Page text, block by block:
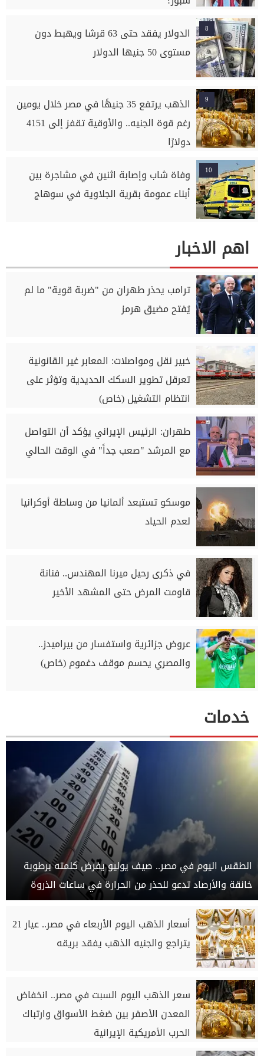
8
الدولار يفقد حتى 63 قرشا ويهبط دون
مستوى 50 جنيها الدولار
9
الذهب يرتفع 35 جنيهًا في مصر خلال يومين
رغم قوة الجنيه.. والأوقية تقفز إلى 4151
دولارًا
10
وفاة شاب وإصابة اثنين في مشاجرة بين
أبناء عمومة بقرية الجلاوية في سوهاج
اهم الاخبار
ترامب يحذر طهران من "ضربة قوية" ما لم
يُفتح مضيق هرمز
خبير نقل ومواصلات: المعابر غير القانونية
تعرقل تطوير السكك الحديدية وتؤثر على
انتظام التشغيل (خاص)
طهران: الرئيس الإيراني يؤكد أن التواصل
مع المرشد "صعب جداً" في الوقت الحالي
موسكو تستبعد ألمانيا من وساطة أوكرانيا
لعدم الحياد
في ذكرى رحيل ميرنا المهندس.. فنانة
قاومت المرض حتى المشهد الأخير
عروض جزائرية واستفسار من بيراميدز..
والمصري يحسم موقف دغموم (خاص)
خدمات
الطقس اليوم في مصر.. صيف يوليو يفرض كلمته برطوبة
خانقة والأرصاد تدعو للحذر من الحرارة في ساعات الذروة
أسعار الذهب اليوم الأربعاء في مصر.. عيار 21
يتراجع والجنيه الذهب يفقد بريقه
سعر الذهب اليوم السبت في مصر.. انخفاض
المعدن الأصفر بين ضغط الأسواق وارتباك
الحرب الأمريكية الإيرانية